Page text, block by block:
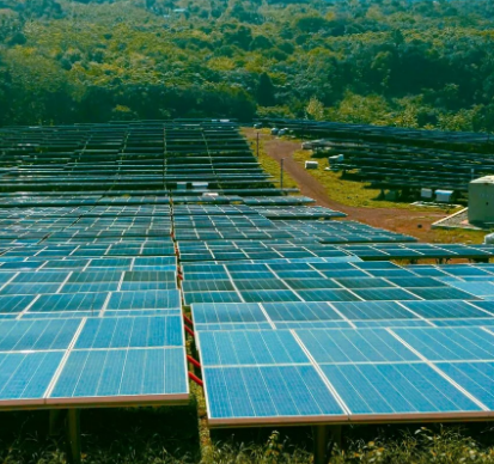
pour
climat-
Découvrir le réseau